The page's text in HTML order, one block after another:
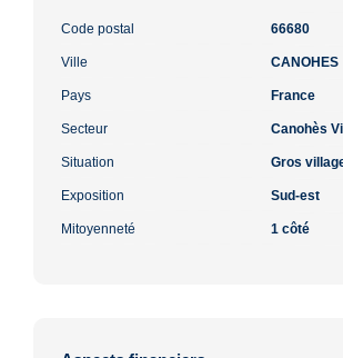
Code postal 66680
Ville CANOHES
Pays France
Secteur Canohès
Situation Gros
Exposition Sud-est
Mitoyenneté 1 côté